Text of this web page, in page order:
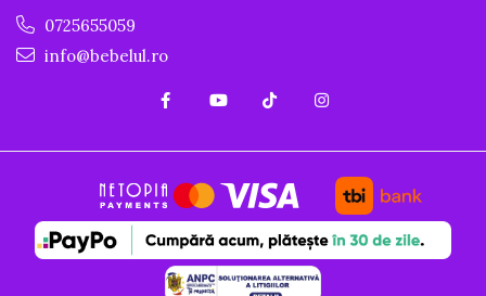
0725655059
info@bebelul.ro